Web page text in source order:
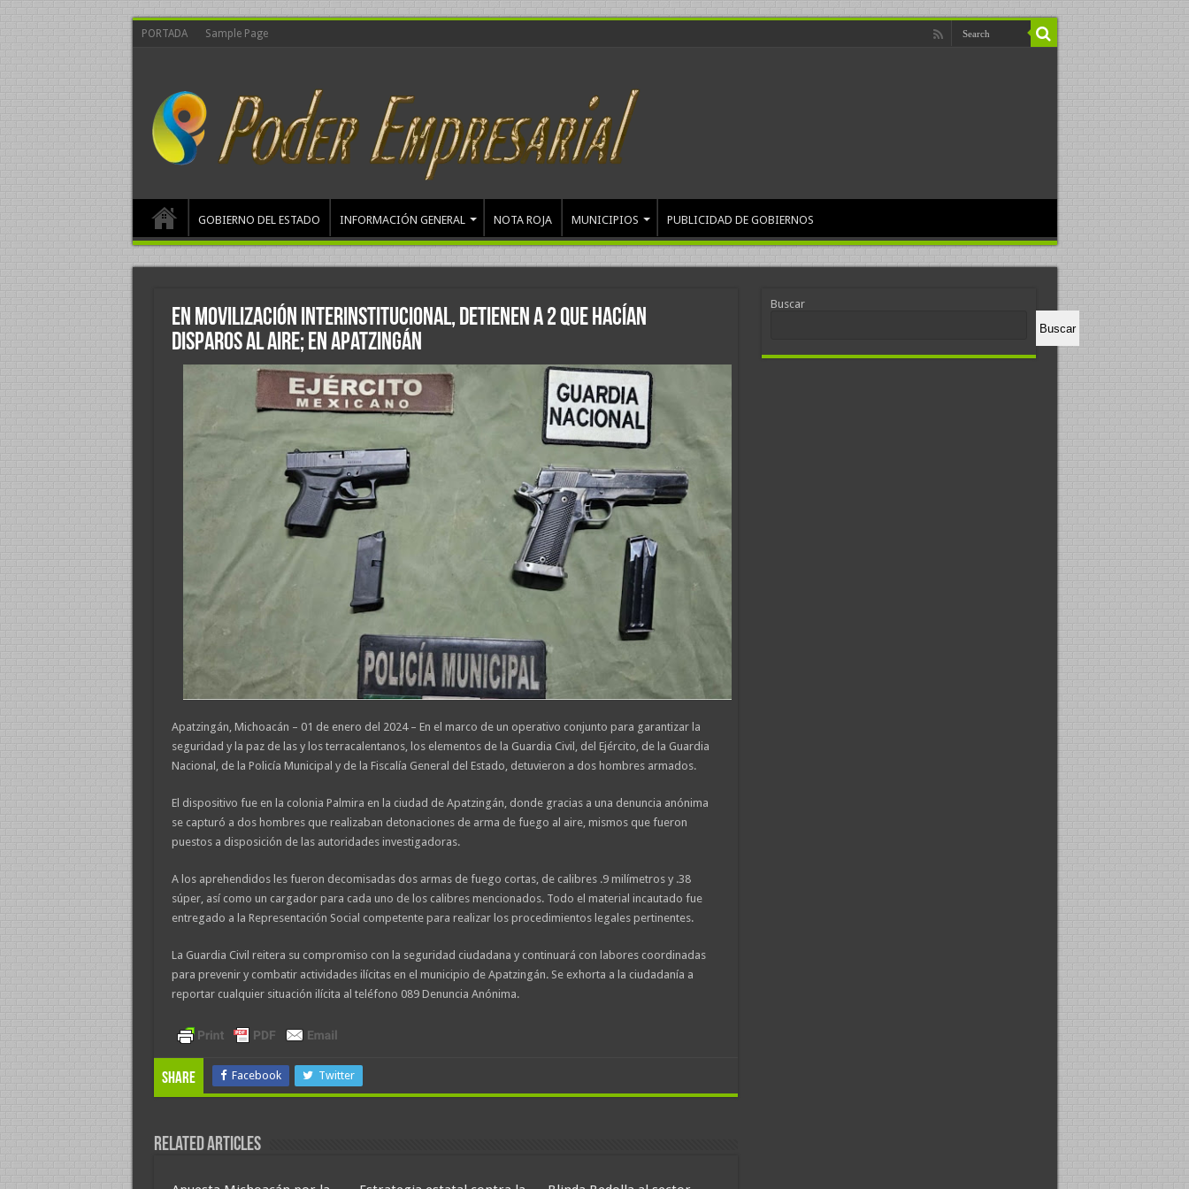
PORTADA Sample Page
GOBIERNO DEL ESTADO INFORMACIÓN GENERAL NOTA ROJA MUNICIPIOS PUBLICIDAD DE GOBIERNOS
En movilización interinstitucional, detienen a 2 que hacían
disparos al aire; en Apatzingán
Apatzingán, Michoacán – 01 de enero del 2024 – En el marco de un operativo conjunto para garantizar la
seguridad y la paz de las y los terracalentanos, los elementos de la Guardia Civil, del Ejército, de la Guardia
Nacional, de la Policía Municipal y de la Fiscalía General del Estado, detuvieron a dos hombres armados.
El dispositivo fue en la colonia Palmira en la ciudad de Apatzingán, donde gracias a una denuncia anónima
se capturó a dos hombres que realizaban detonaciones de arma de fuego al aire, mismos que fueron
puestos a disposición de las autoridades investigadoras.
A los aprehendidos les fueron decomisadas dos armas de fuego cortas, de calibres .9 milímetros y .38
súper, así como un cargador para cada uno de los calibres mencionados. Todo el material incautado fue
entregado a la Representación Social competente para realizar los procedimientos legales pertinentes.
La Guardia Civil reitera su compromiso con la seguridad ciudadana y continuará con labores coordinadas
para prevenir y combatir actividades ilícitas en el municipio de Apatzingán. Se exhorta a la ciudadanía a
reportar cualquier situación ilícita al teléfono 089 Denuncia Anónima.
Share Facebook Twitter
Related Articles
Buscar
Buscar